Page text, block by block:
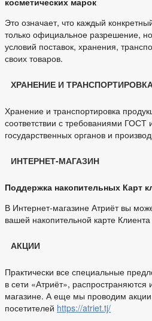
Это означает, что каждый
только официальное разрешение,
условий поставок, хранения,
своих товаров.
ХРАНЕНИЕ И
Хранение и транспортировка
соответствии с требованиями ГОСТ
государственных органов и
ИНТЕРНЕТ-МАГАЗИН
Поддержка накопительных Карт
В Интернет-магазине Атриёт вы
вашей накопительной карте Клиента
АКЦИИ
Практически все специальные
в сети «Атриёт», распространяются
магазине. А еще мы проводим
посетителей https://atriet.tj/